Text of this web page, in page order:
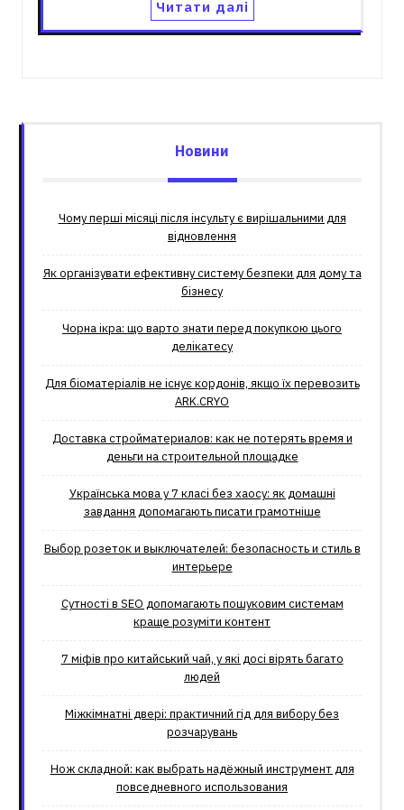
Читати далі
Новини
Чому перші місяці після інсульту є вирішальними для
відновлення
Як організувати ефективну систему безпеки для дому та
бізнесу
Чорна ікра: що варто знати перед покупкою цього
делікатесу
Для біоматеріалів не існує кордонів, якщо їх перевозить
ARK.CRYO
Доставка стройматериалов: как не потерять время и
деньги на строительной площадке
Українська мова у 7 класі без хаосу: як домашні
завдання допомагають писати грамотніше
Выбор розеток и выключателей: безопасность и стиль в
интерьере
Сутності в SEO допомагають пошуковим системам
краще розуміти контент
7 міфів про китайський чай, у які досі вірять багато
людей
Міжкімнатні двері: практичний гід для вибору без
розчарувань
Нож складной: как выбрать надёжный инструмент для
повседневного использования